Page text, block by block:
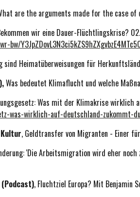
are the arguments made for the case
wir eine Dauer-Flüchtlingskrise?
bw/
sind Heimatüberweisungen für
Was bedeutet Klimaflucht und welche
Was mit der Klimakrise wirklich
was-wirklich-auf-deutschland-zukommt-
, Geldtransfer von Migranten - Einer
'Die Arbeitsmigration wird eher noch
, Fluchtziel Europa? Mit Benjamin